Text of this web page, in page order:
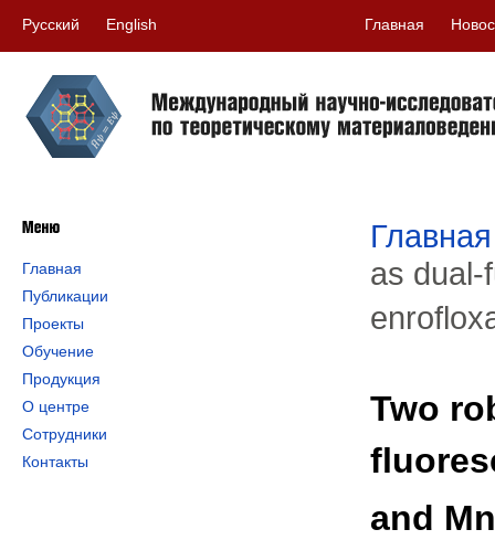
Русский English Главная
Главная
Публикации
Проекты
Обучение
Продукция
О центре
Сотрудники
Контакты
Главная
as dual-
Two
and